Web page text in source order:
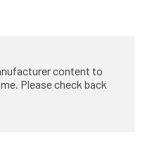
content to
Please check back